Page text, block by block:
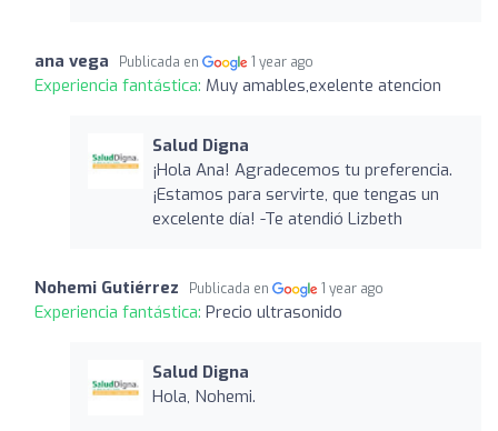
ana vega Publicada en 1 year ago
Experiencia fantástica: Muy amables,exelente atencion
Salud Digna
¡Hola Ana! Agradecemos tu preferencia.
¡Estamos para servirte, que tengas un
excelente día! -Te atendió Lizbeth
Nohemi Gutiérrez Publicada en 1 year ago
Experiencia fantástica: Precio ultrasonido
Salud Digna
Hola, Nohemi.